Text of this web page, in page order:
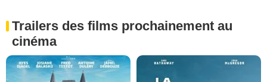
Trailers des films prochainement au
cinéma